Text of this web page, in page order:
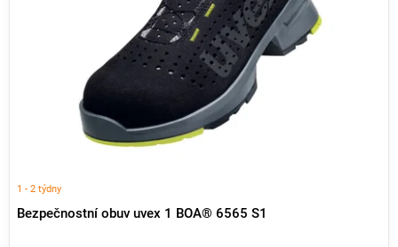
Bezpečnostní obuv uvex 1 BOA® 6565 S1
1 - 2 týdny